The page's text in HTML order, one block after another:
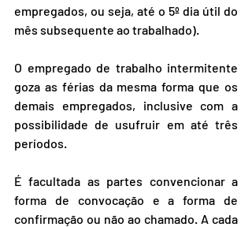
empregados, ou seja, até o 5º dia útil do
mês subsequente ao trabalhado).
O empregado de trabalho intermitente
goza as férias da mesma forma que os
demais empregados, inclusive com a
possibilidade de usufruir em até três
períodos.
É facultada as partes convencionar a
forma de convocação e a forma de
confirmação ou não ao chamado. A cada